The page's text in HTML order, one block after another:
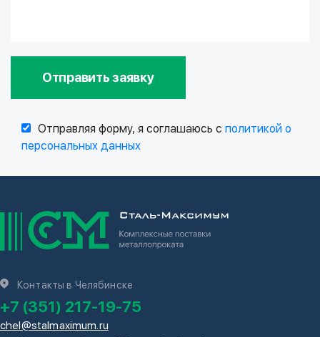
Отправить заявку
Отправляя форму, я соглашаюсь с политикой о
персональных данных
Контакты в Челябинске
+7 (351) 217-19-75
chel@stalmaximum.ru